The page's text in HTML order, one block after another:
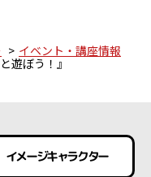
イベント・講座情報
遊ぼう！』
イメージキャラクター